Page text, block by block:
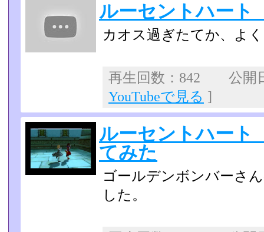
ルーセントハー
カオス過ぎたてか、よ
再生回数：842 公開
YouTubeで見る ]
ルーセントハート
てみた
ゴールデンボンバーさ
した。